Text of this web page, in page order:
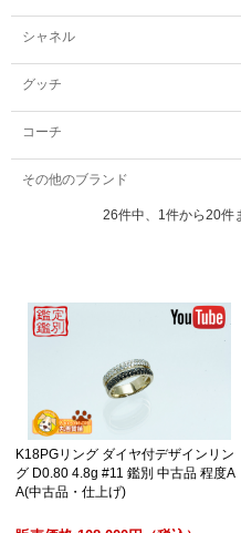
シャネル
グッチ
コーチ
その他のブランド
26件中、1件から20
K18PGリング ダイヤ付デザインリン
グ D0.80 4.8g #11 鑑別 中古品 程度A
A(中古品・仕上げ)